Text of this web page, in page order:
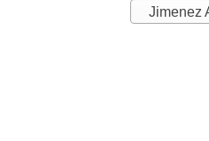
Jimenez